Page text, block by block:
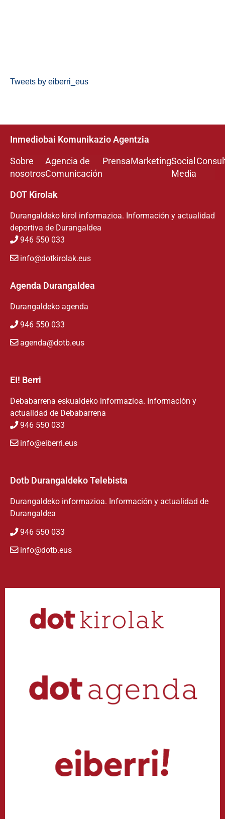
Tweets by eiberri_eus
Inmediobai Komunikazio Agentzia
Sobre
nosotros
Agencia de
Comunicación
PrensaMarketingSocial
Media
DOT Kirolak
Durangaldeko kirol informazioa. Información y actualidad
deportiva de Durangaldea
946 550 033
info@dotkirolak.eus
Agenda Durangaldea
Durangaldeko agenda
946 550 033
agenda@dotb.eus
EI! Berri
Debabarrena eskualdeko informazioa. Información y
actualidad de Debabarrena
946 550 033
info@eiberri.eus
Dotb Durangaldeko Telebista
Durangaldeko informazioa. Información y actualidad de
Durangaldea
946 550 033
info@dotb.eus